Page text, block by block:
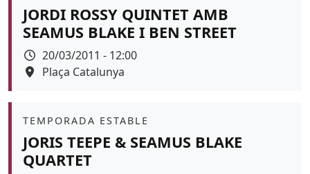
JORDI ROSSY QUINTET AMB
SEAMUS BLAKE I BEN STREET
Data
20/03/2011 - 12:00
Espai
Plaça Catalunya
Àmbit
TEMPORADA ESTABLE
JORIS TEEPE & SEAMUS BLAKE
QUARTET